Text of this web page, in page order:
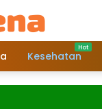
Kesehatan